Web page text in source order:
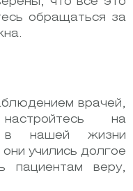
обращаться за
врачей,
на
в нашей жизни
учились долгое
пациентам веру,